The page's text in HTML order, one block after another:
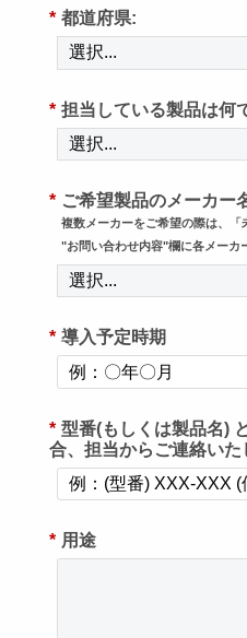
* 都道府県:
* 担当している製品は何
* ご希望製品のメーカー
複数メーカーをご希望の際は、「
"お問い合わせ内容"欄に各メーカ
* 導入予定時期
* 型番(もしくは製品名)
合、担当からご連絡いた
* 用途